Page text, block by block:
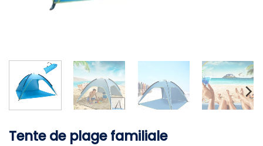
Tente de plage familiale